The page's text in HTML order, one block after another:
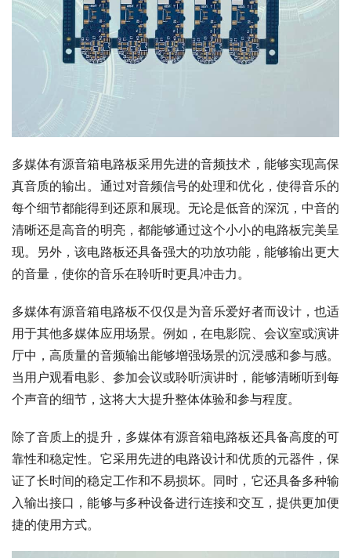
多媒体有源音箱电路板采用先进的音频技术，能够实现高保
真音质的输出。通过对音频信号的处理和优化，使得音乐的
每个细节都能得到还原和展现。无论是低音的深沉，中音的
清晰还是高音的明亮，都能够通过这个小小的电路板完美呈
现。另外，该电路板还具备强大的功放功能，能够输出更大
的音量，使你的音乐在聆听时更具冲击力。
多媒体有源音箱电路板不仅仅是为音乐爱好者而设计，也适
用于其他多媒体应用场景。例如，在电影院、会议室或演讲
厅中，高质量的音频输出能够增强场景的沉浸感和参与感。
当用户观看电影、参加会议或聆听演讲时，能够清晰听到每
个声音的细节，这将大大提升整体体验和参与程度。
除了音质上的提升，多媒体有源音箱电路板还具备高度的可
靠性和稳定性。它采用先进的电路设计和优质的元器件，保
证了长时间的稳定工作和不易损坏。同时，它还具备多种输
入输出接口，能够与多种设备进行连接和交互，提供更加便
捷的使用方式。